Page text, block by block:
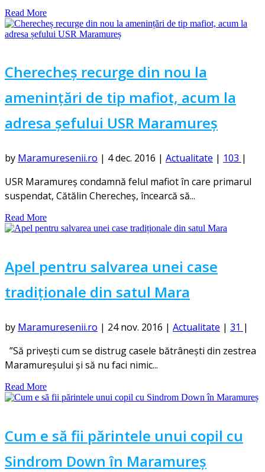
Read More
Cherecheș recurge din nou la
amenințări de tip mafiot, acum la
adresa șefului USR Maramureș
by Maramuresenii.ro | 4 dec. 2016 | Actualitate | 103 |
USR Maramureş condamnă felul mafiot în care primarul
suspendat, Cătălin Cherecheş, încearcă să...
Read More
Apel pentru salvarea unei case
tradiționale din satul Mara
by Maramuresenii.ro | 24 nov. 2016 | Actualitate | 31 |
”Să privești cum se distrug casele bătrânești din zestrea
Maramureșului și să nu faci nimic...
Read More
Cum e să fii părintele unui copil cu
Sindrom Down în Maramureș